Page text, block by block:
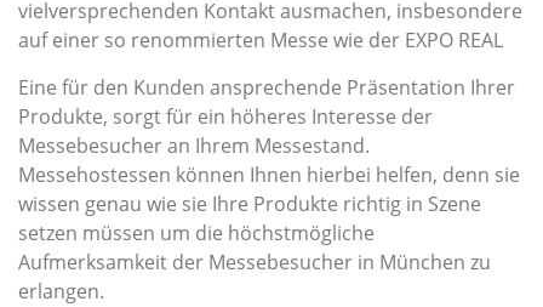
vielversprechenden Kontakt ausmachen, insbesondere
auf einer so renommierten Messe wie der EXPO REAL
Eine für den Kunden ansprechende Präsentation Ihrer
Produkte, sorgt für ein höheres Interesse der
Messebesucher an Ihrem Messestand.
Messehostessen können Ihnen hierbei helfen, denn sie
wissen genau wie sie Ihre Produkte richtig in Szene
setzen müssen um die höchstmögliche
Aufmerksamkeit der Messebesucher in München zu
erlangen.